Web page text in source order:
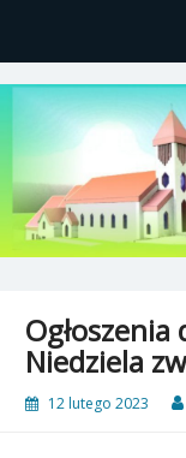
Gutkowo, ul.
Ogłoszenia
Niedziela
12 lutego 2023